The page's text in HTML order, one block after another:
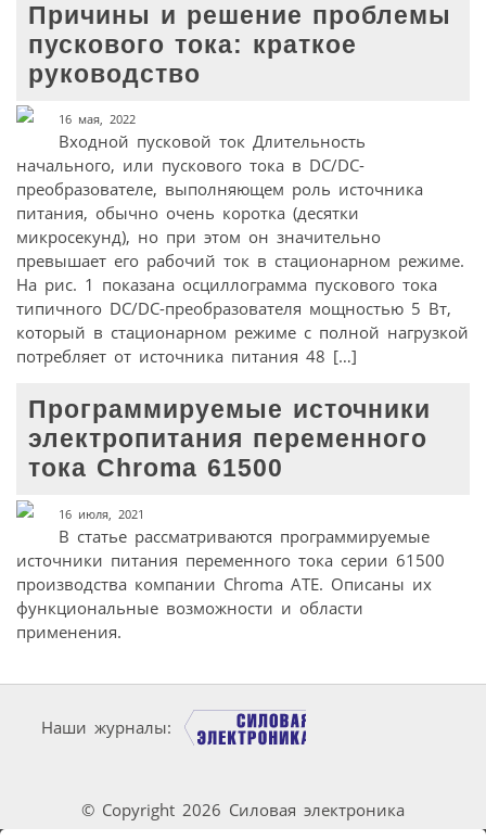
Причины и решение проблемы
пускового тока: краткое
руководство
16 мая, 2022
Входной пусковой ток Длительность
начального, или пускового тока в DC/DC-
преобразователе, выполняющем роль источника
питания, обычно очень коротка (десятки
микросекунд), но при этом он значительно
превышает его рабочий ток в стационарном режиме.
На рис. 1 показана осциллограмма пускового тока
типичного DC/DC-преобразователя мощностью 5 Вт,
который в стационарном режиме с полной нагрузкой
потребляет от источника питания 48 […]
Программируемые источники
электропитания переменного
тока Chroma 61500
16 июля, 2021
В статье рассматриваются программируемые
источники питания переменного тока серии 61500
производства компании Chroma ATE. Описаны их
функциональные возможности и области
применения.
Наши журналы:
© Copyright 2026 Силовая электроника